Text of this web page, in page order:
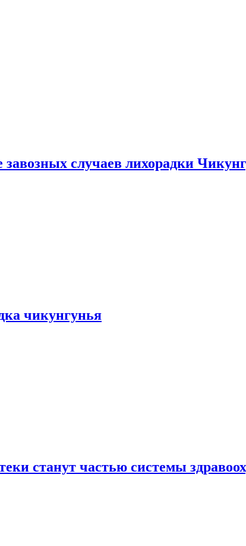
завозных случаев лихорадки
чикунгунья
станут частью системы